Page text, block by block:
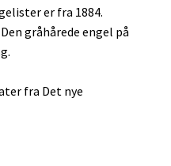
er fra 1884.
gråhårede engel på
fra Det nye